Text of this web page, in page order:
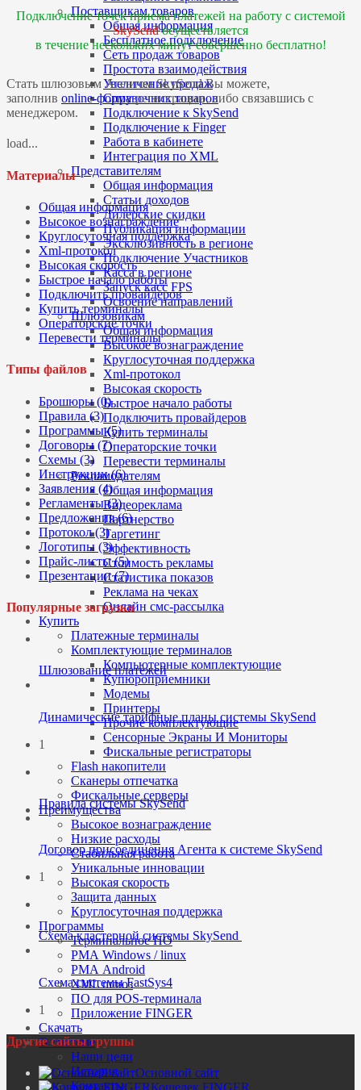
Поставщикам товаров
Общая информация
Бесплатное подключение
Сеть продаж товаров
Простота взаимодействия
Увеличение продаж
Справочник товаров
Подключение к SkySend
Подключение к Finger
Работа в кабинете
Интеграция по XML
Представителям
Общая информация
Статьи доходов
Дилерские скидки
Публикация информации
Эксклюзивность в регионе
Подключение Участников
Касса в регионе
Запуск касс FPS
Освоение направлений
Шлюзовикам
Общая информация
Высокое вознаграждение
Круглосуточная поддержка
Xml-протокол
Высокая скорость
Быстрое начало работы
Подключить провайдеров
Купить терминалы
Операторские точки
Перевести терминалы
Рекламодателям
Общая информация
Видеореклама
Партнерство
Таргетинг
Эффективность
Стоимость рекламы
Статистика показов
Реклама на чеках
Онлайн смс-рассылка
Купить
Платежные терминалы
Комплектующие терминалов
Компьютерные комплектующие
Купюроприемники
Модемы
Принтеры
Прочие комплектующие
Сенсорные Экраны И Мониторы
Фискальные регистраторы
Flash накопители
Сканеры отпечатка
Фискальные серверы
Преимущества
Высокое вознаграждение
Низкие расходы
Стабильная работа
Уникальные инновации
Высокая скорость
Защита данных
Круглосуточная поддержка
Программы
Терминальное ПО
РМА Windows / linux
РМА Android
XML шлюз
ПО для POS-терминала
Приложение FINGER
Скачать
О системе
Наши цели
История
Контакты
Подключение точек приема платежей на работу с системой
SkySendосуществляется
в течение нескольких минут совершенно бесплатно!
Стать шлюзовым Агентом SkySend Вы можете,
заполнив online-формурегистрации, либо связавшись с
менеджером.
load...
Материалы
Общая информация
Высокое вознаграждение
Круглосуточная поддержка
Xml-протокол
Высокая скорость
Быстрое начало работы
Подключить провайдеров
Купить терминалы
Операторские точки
Перевести терминалы
Типы файлов
Брошюры (0)
Правила (3)
Программы (5)
Договоры (7)
Схемы (3)
Инструкции (6)
Заявления (4)
Регламенты (3)
Предложения (6)
Протокол (3)
Логотипы (3)
Прайс-листы (5)
Презентации (7)
Популярные загрузки
Шлюзование платежей
Динамические тарифные планы системы SkySend
1
Правила системы SkySend
Договор присоединения Агента к системе SkySend
1
Cхема кластерной системы SkySend
Схема системы FastSys4
1
Другие сайты группы
Основной сайт